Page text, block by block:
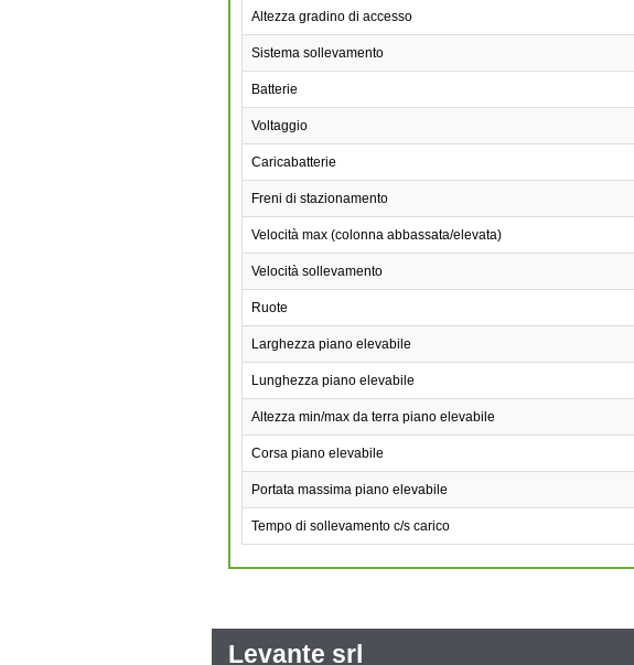
Altezza gradino di accesso
Sistema sollevamento
Batterie
Voltaggio
Caricabatterie
Freni di stazionamento
Velocità max (colonna abbassata/elevata)
Velocità sollevamento
Ruote
Larghezza piano elevabile
Lunghezza piano elevabile
Altezza min/max da terra piano elevabile
Corsa piano elevabile
Portata massima piano elevabile
Tempo di sollevamento c/s carico
Levante srl